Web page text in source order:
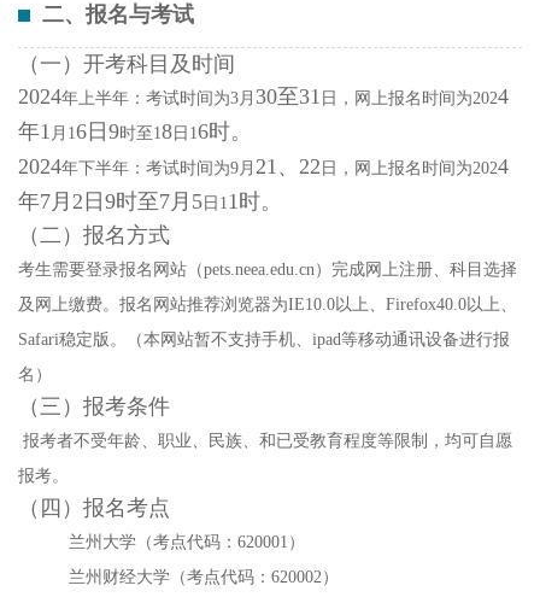
二、报名与考试
（一）开考科目及时间
2024年上半年：考试时间为3月 30至31 日，网上报名时间为2024
年1 月 16 日 9时至 18 日 16时。
2024年下半年：考试时间为9月 21、 22 日，网上报名时间为2024
年7月 2 日 9时至7月 5 日 11时。
（二）报名方式
考生需要登录报名网站（pets.neea.edu.cn）完成网上注册、科目选择
及网上缴费。报名网站推荐浏览器为IE10.0以上、Firefox40.0以上、
Safari稳定版。（本网站暂不支持手机、ipad等移动通讯设备进行报
名）
（三）报考条件
报考者不受年龄、职业、民族、和已受教育程度等限制，均可自愿
报考。
（四）报名考点
兰州大学（考点代码： 620001）
兰州财经大学（考点代码： 620002）